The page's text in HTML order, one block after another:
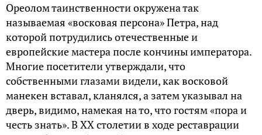
Ореолом таинственности окружена так
называемая «восковая персона» Петра, над
которой потрудились отечественные и
европейские мастера после кончины императора.
Многие посетители утверждали, что
собственными глазами видели, как восковой
манекен вставал, кланялся, а затем указывал на
дверь, видимо, намекая на то, что гостям «пора и
честь знать». В XX столетии в ходе реставрации